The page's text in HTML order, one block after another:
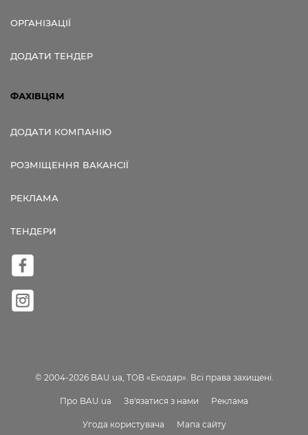
ОРГАНІЗАЦІЇ
ДОДАТИ ТЕНДЕР
ФАХІВЦЯМ
ДОДАТИ КОМПАНІЮ
РОЗМІЩЕННЯ ВАКАНСІЇ
РЕКЛАМА
ТЕНДЕРИ
© 2004-2026 BAU.ua, ТОВ «Екодар». Всі права захищені.
Про BAU.ua Зв'язатися з нами Реклама
Угода користувача Мапа сайту